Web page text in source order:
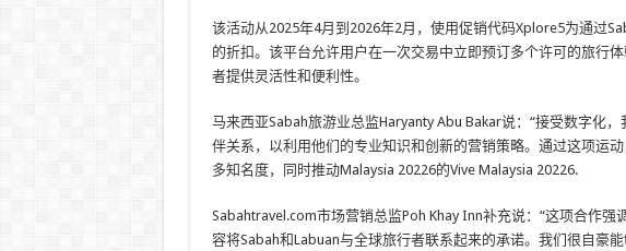
该活动从2025年4月到2026年2月，使用促销代码Xplore5为通过
的折扣。该平台允许用户在一次交易中立即预订多个许可的旅行
者提供灵活性和便利性。
马来西亚Sabah旅游业总监Haryanty Abu Bakar说：“接受数字化
伴关系，以利用他们的专业知识和创新的营销策略。通过这项运
多知名度，同时推动Malaysia 20226的Vive Malaysia 20226.
Sabahtravel.com市场营销总监Poh Khay Inn补充说：“这项合作
容将Sabah和Labuan与全球旅行者联系起来的承诺。我们很自豪